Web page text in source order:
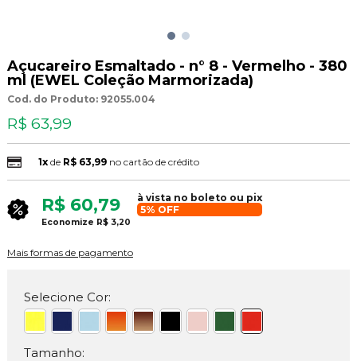
Açucareiro Esmaltado - n° 8 - Vermelho - 380
ml (EWEL Coleção Marmorizada)
Cod. do Produto: 92055.004
R$ 63,99
1xde R$ 63,99 no cartão de crédito
R$ 60,79
à vista no boleto ou pix
5% OFF
Economize R$ 3,20
Mais formas de pagamento
Selecione Cor:
Tamanho: